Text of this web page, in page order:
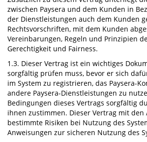
zwischen Paysera und dem Kunden in
der Dienstleistungen auch dem Kunden
Rechtsvorschriften, mit dem Kunden
Vereinbarungen, Regeln und Prinzipien
Gerechtigkeit und Fairness.
1.3. Dieser Vertrag ist ein wichtiges
sorgfältig prüfen muss, bevor er sich
im System zu registrieren, das Paysera-
andere Paysera-Dienstleistungen zu
Bedingungen dieses Vertrags sorgfältig
ihnen zustimmen. Dieser Vertrag mit
bestimmte Risiken bei Nutzung des
Anweisungen zur sicheren Nutzung des